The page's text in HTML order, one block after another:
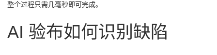
整个过程只需几毫秒即可完成。
AI 验布如何识别缺陷